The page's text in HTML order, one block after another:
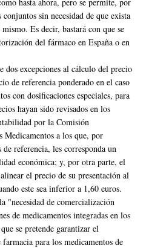
sin necesidad de que exista
Es decir, bastará con que se
del fármaco en España o en
dos excepciones al cálculo del precio
de referencia ponderado en el caso
con dosificaciones especiales, para
hayan sido revisados en los
por la Comisión
a los que, por
referencia, les corresponda un
económica; y, por otra parte, el
el precio de su presentación al
este sea inferior a 1,60 euros.
"necesidad de comercialización
de medicamentos integradas en los
se pretende garantizar el
para los medicamentos de